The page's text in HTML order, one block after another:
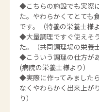
◆こちらの施設でも実際
た。やわらかくてとても
です。（特養の栄養士様よ
◆大量調理ですぐ使えそ
た。（共同調理場の栄養
◆こういう調理の仕方が
(病院の栄養士様より）
◆実際に作ってみました
なくやわらかく出来上が
り）